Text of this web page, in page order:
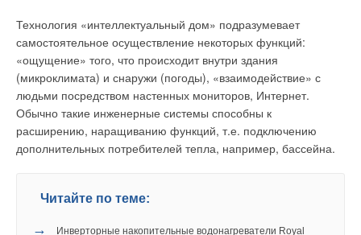
Технология «интеллектуальный дом» подразумевает
самостоятельное осуществление некоторых функций:
«ощущение» того, что происходит внутри здания
(микроклимата) и снаружи (погоды), «взаимодействие» с
людьми посредством настенных мониторов, Интернет.
Обычно такие инженерные системы способны к
расширению, наращиванию функций, т.е. подключению
дополнительных потребителей тепла, например, бассейна.
Читайте по теме:
→
Инверторные накопительные водонагреватели Royal
На всю продукцию фирмы Robur, являющейся одним из
победителей европейского конкурса качества производства
EFQM 2003 и специализирующейся исключительно на
производстве газового оборудования для отопления и
кондиционирования, имеются сертификаты ГОСТа и
Госгортехнадзора, необходимые для российского рынка.
→